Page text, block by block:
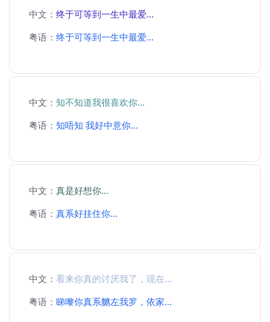
中文： 终于可等到一生中最爱...
粤语： 终于可等到一生中最爱...
中文： 知不知道我很喜欢你...
粤语： 知唔知 我好中意你...
中文： 真是好想你...
粤语： 真系好挂住你...
中文： 看来你真的讨厌我了，现在...
粤语： 睇嚟你真系嬲左我罗，依家...